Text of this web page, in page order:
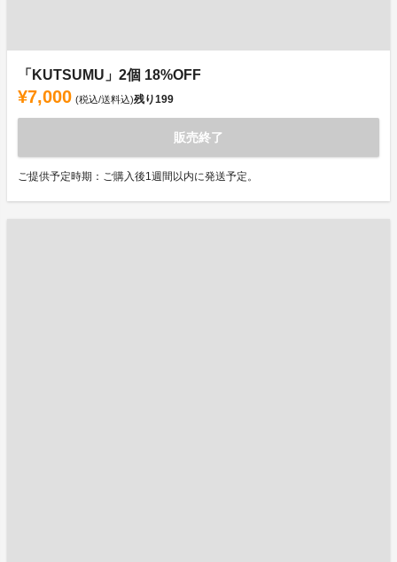
「KUTSUMU」2個 18%OFF
¥7,000 (税込/送料込)残り199
販売終了
ご提供予定時期：ご購入後1週間以内に発送予定。